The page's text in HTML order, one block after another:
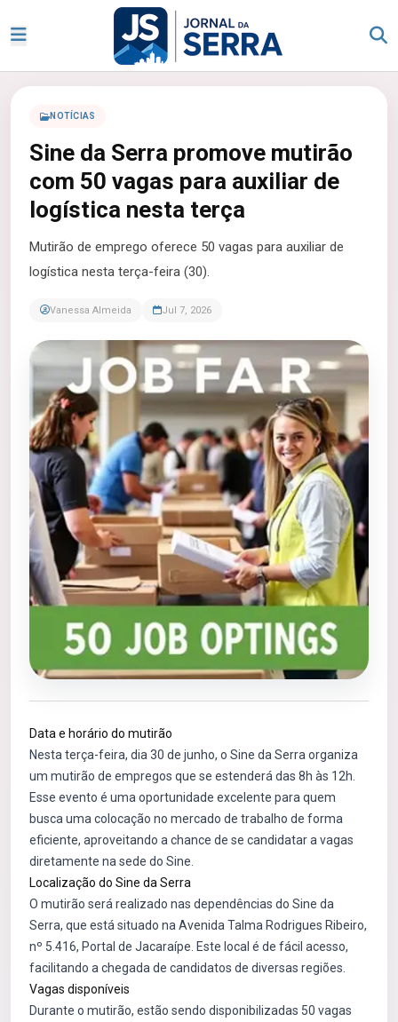
NOTÍCIAS
Sine da Serra promove mutirão
com 50 vagas para auxiliar de
logística nesta terça
Mutirão de emprego oferece 50 vagas para auxiliar de
logística nesta terça-feira (30).
Vanessa Almeida Jul 7, 2026
Data e horário do mutirão
Nesta terça-feira, dia 30 de junho, o Sine da Serra organiza
um mutirão de empregos que se estenderá das 8h às 12h.
Esse evento é uma oportunidade excelente para quem
busca uma colocação no mercado de trabalho de forma
eficiente, aproveitando a chance de se candidatar a vagas
diretamente na sede do Sine.
Localização do Sine da Serra
O mutirão será realizado nas dependências do Sine da
Serra, que está situado na Avenida Talma Rodrigues Ribeiro,
nº 5.416, Portal de Jacaraípe. Este local é de fácil acesso,
facilitando a chegada de candidatos de diversas regiões.
Vagas disponíveis
Durante o mutirão, estão sendo disponibilizadas 50 vagas